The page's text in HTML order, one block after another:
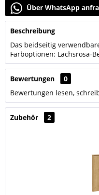
Über WhatsApp
Beschreibung
Das beidseitig
Farboptionen: Lachsrosa-
Bewertungen
0
Bewertungen lesen,
Zubehör 2